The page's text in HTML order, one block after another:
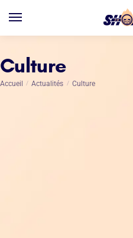
Culture
Accueil / Actualités / Culture